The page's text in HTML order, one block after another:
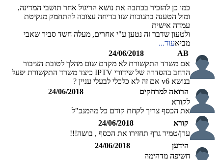
כמו כן להזכיר בכתבה את נושא הריגול אחר תושבי המדינה,
ומול הטענה בתגובות שזו בדיחה עצובה להתחמק מנקיטת
עמדה אישית
ולטעון שדבר זה נטען ע"י אחרים, מעלה חשד סביר שאבי
מביאעוד...
AB
24/06/2018
אם משרד התקשורת לא מקדם שום מהלך לטובת הציבור
הרחב בהסדרה של שידורי IPTV כיצד משרד התקשורת יפעל
בנושא v6 אם זה לא כלכלי לבעלי עניין ?
הרואה למרחקים
24/06/2018
לקורא
את הכסף צריך לקחת קודם כל מהמנכ"ל
קורא
24/06/2018
ערן/טמיר גרף תחזירו את הכסף , בושה!!!
הידען
24/06/2018
חשיפה מדהימה